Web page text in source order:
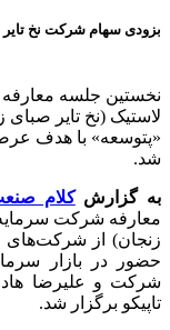
بزودی سهام شرکت نخ
نخستین جلسه
لاستیک (نخ تایر
«پتوسعه» با هدف
شد.
به گزارشکلام
معارفه شرکت
زنجان) از شرکت‌های
حضور در بازار
شرکت و علیرضا
تاپیکو برگزار شد.